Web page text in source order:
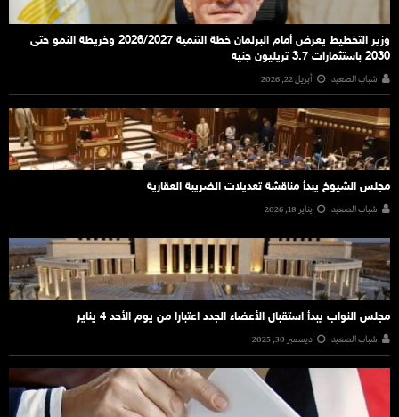
وزير التخطيط يعرض أمام البرلمان خطة التنمية 2026/2027 وخريطة النمو حتى
2030 باستثمارات 3.7 تريليون جنيه
شباب الصعيد أبريل 22, 2026
مجلس الشيوخ يبدأ مناقشة تعديلات الضريبة العقارية
شباب الصعيد يناير 18, 2026
مجلس النواب يبدأ استقبال الأعضاء الجدد اعتبارا من يوم الأحد 4 يناير
شباب الصعيد ديسمبر 30, 2025